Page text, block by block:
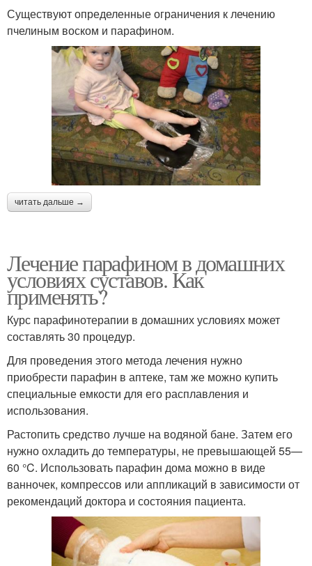
Существуют определенные ограничения к лечению
пчелиным воском и парафином.
читать дальше →
Лечение парафином в домашних
условиях суставов. Как
применять?
Курс парафинотерапии в домашних условиях может
составлять 30 процедур.
Для проведения этого метода лечения нужно
приобрести парафин в аптеке, там же можно купить
специальные емкости для его расплавления и
использования.
Растопить средство лучше на водяной бане. Затем его
нужно охладить до температуры, не превышающей 55—
60 °C. Использовать парафин дома можно в виде
ванночек, компрессов или аппликаций в зависимости от
рекомендаций доктора и состояния пациента.